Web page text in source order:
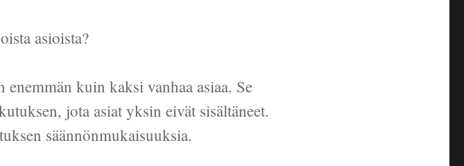
asioista?
kuin kaksi vanhaa asiaa. Se
jota asiat yksin eivät sisältäneet.
säännönmukaisuuksia.